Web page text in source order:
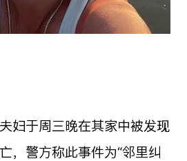
妇于周三晚在其家中被发现
，警方称此事件为“邻里纠